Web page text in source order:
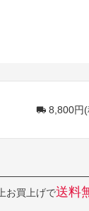
8,800円
お買上げで送料